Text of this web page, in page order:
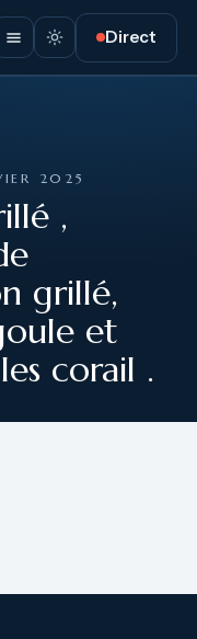
Direct
2025
,
grillé,
et
corail .